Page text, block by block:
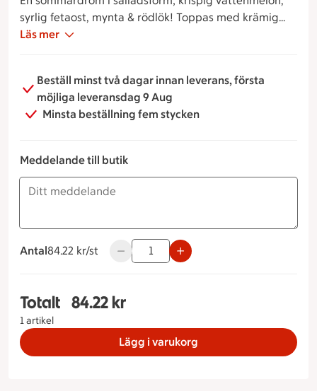
syrlig fetaost, mynta & rödlök! Toppas med krämig
balsamico.
Läs mer
Beställ minst två dagar innan leverans, första
möjliga leveransdag 9 Aug
Minsta beställning fem stycken
Meddelande till butik
Antal
84.22 kronor styck
84.22 kr/st Använd knapparna för att minska
Totalt
1 artikel
Totalt 1 stycken Feta & Melonsallad, 84.22
84.22 kr
Lägg i varukorg